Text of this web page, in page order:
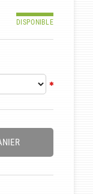
DISPONIBLE